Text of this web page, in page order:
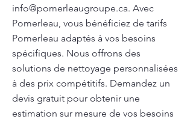
info@pomerleaugroupe.ca. Avec
Pomerleau, vous bénéficiez de tarifs
Pomerleau adaptés à vos besoins
spécifiques. Nous offrons des
solutions de nettoyage personnalisées
à des prix compétitifs. Demandez un
devis gratuit pour obtenir une
estimation sur mesure de vos besoins